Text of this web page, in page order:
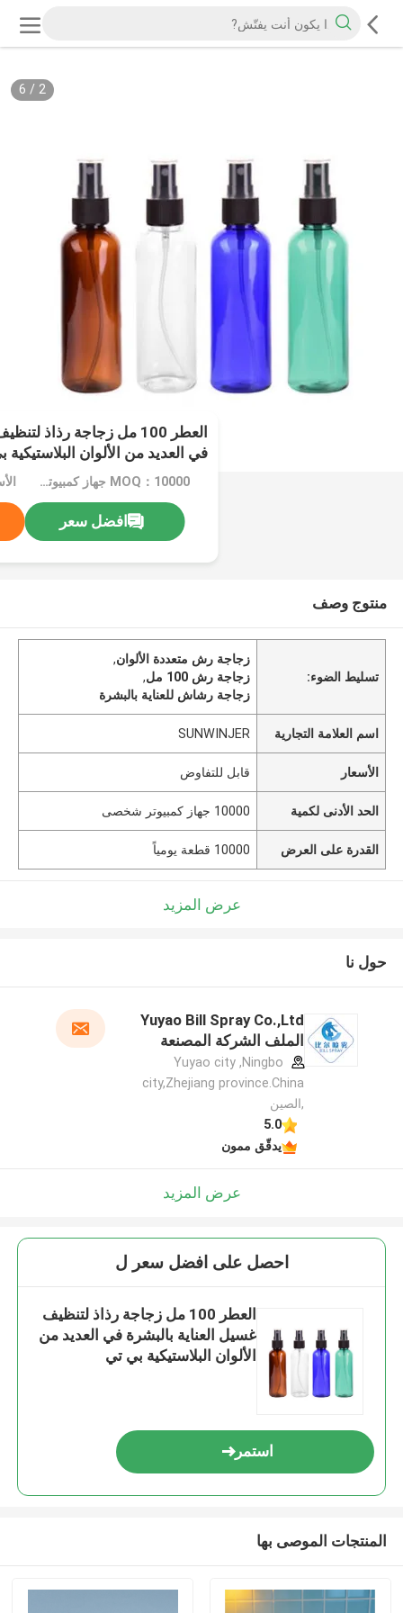
2
/
6
العطر 100 مل زجاجة رذاذ
في العديد من الألوان
MOQ：10000 جهاز كمبيوتر شخصى
افضل سعر
منتوج وصف
تسليط الضوء:
زجاجة رش متعددة الألوان,
زجاجة رش 100 مل
,
زجاجة رشاش للعناية بالبشرة
اسم العلامة التجارية SUNWINJER
الأسعار قابل للتفاوض
الحد الأدنى لكمية 10000 جهاز كمبيوتر شخصى
القدرة على العرض 10000 قطعة يومياً
عرض المزيد
حول نا
Yuyao Bill Spray Co.,Ltd
الملف الشركة المصنعة
Yuyao city ,Ningbo
city,Zhejiang province.China
,الصين
5.0
يدقّق ممون
عرض المزيد
احصل على افضل سعر ل
العطر 100 مل زجاجة رذاذ لتنظيف
غسيل العناية بالبشرة في العديد من
الألوان البلاستيكية بي تي
استمر
المنتجات الموصى بها